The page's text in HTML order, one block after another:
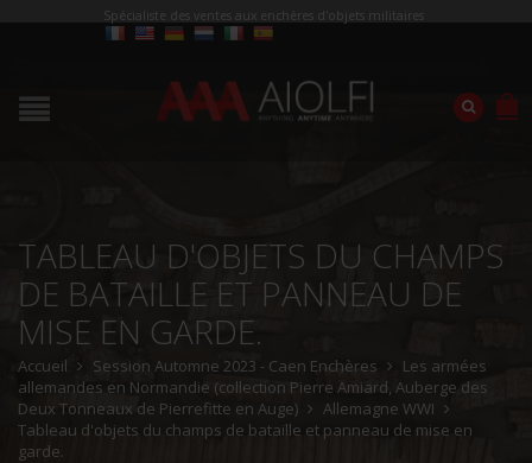
Spécialiste des ventes aux enchères d'objets militaires
TABLEAU D'OBJETS DU CHAMPS
DE BATAILLE ET PANNEAU DE
MISE EN GARDE.
Accueil Session Automne 2023 - Caen Enchères
Les armées
allemandes en Normandie (collection Pierre Amiard, Auberge des
Deux Tonneaux de Pierrefitte en Auge)
Allemagne WWI
Tableau d'objets du champs de bataille et panneau de mise en
garde.